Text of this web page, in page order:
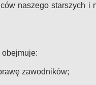
naszego starszych i
obejmuje:
zawodników;